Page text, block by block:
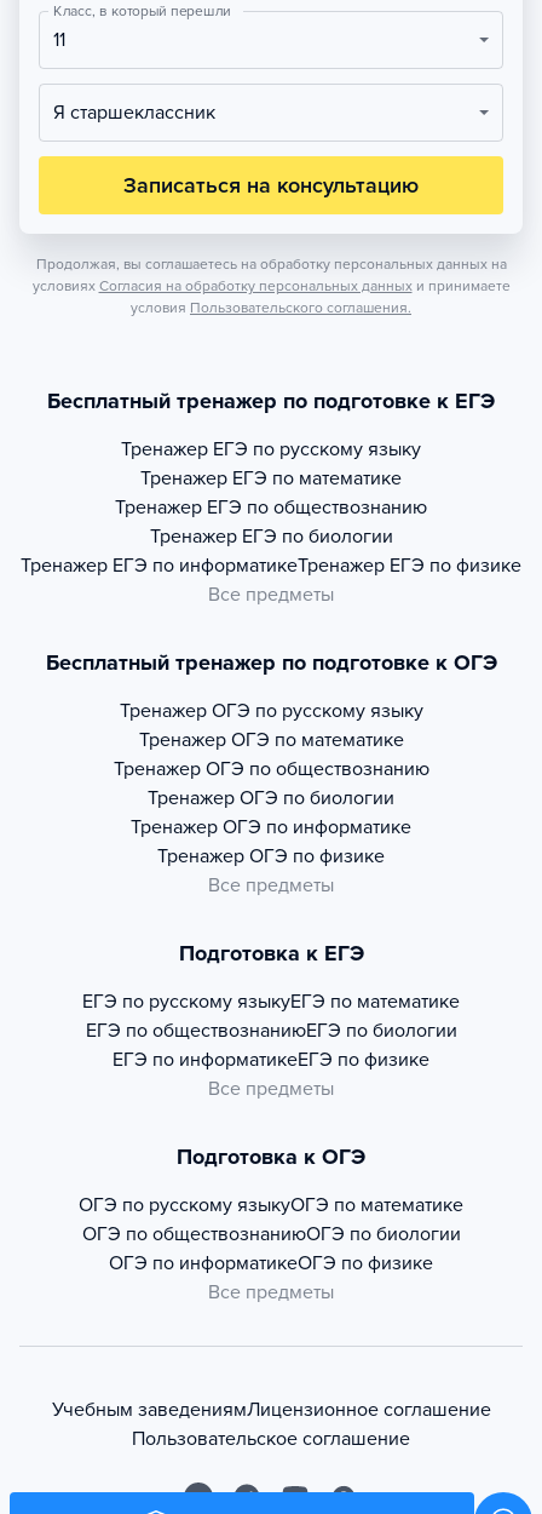
Класс, в который перешли
11
Я старшеклассник
Записаться на консультацию
Продолжая, вы соглашаетесь на обработку персональных данных на
условиях Согласия на обработку персональных данных и принимаете
условия Пользовательского соглашения.
Бесплатный тренажер по подготовке к ЕГЭ
Тренажер ЕГЭ по русскому языку
Тренажер ЕГЭ по математике
Тренажер ЕГЭ по обществознанию
Тренажер ЕГЭ по биологии
Тренажер ЕГЭ по информатикеТренажер ЕГЭ по физике
Все предметы
Бесплатный тренажер по подготовке к ОГЭ
Тренажер ОГЭ по русскому языку
Тренажер ОГЭ по математике
Тренажер ОГЭ по обществознанию
Тренажер ОГЭ по биологии
Тренажер ОГЭ по информатике
Тренажер ОГЭ по физике
Все предметы
Подготовка к ЕГЭ
ЕГЭ по русскому языкуЕГЭ по математике
ЕГЭ по обществознаниюЕГЭ по биологии
ЕГЭ по информатикеЕГЭ по физике
Все предметы
Подготовка к ОГЭ
ОГЭ по русскому языкуОГЭ по математике
ОГЭ по обществознаниюОГЭ по биологии
ОГЭ по информатикеОГЭ по физике
Все предметы
Учебным заведениямЛицензионное соглашение
Пользовательское соглашение